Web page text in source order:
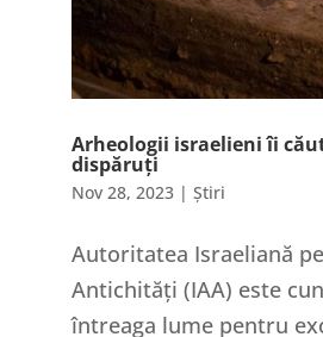
Arheologii israelieni îi
dispăruți
Nov 28, 2023| Știri
Autoritatea Israeliană
Antichități (IAA) este
întreaga lume pentru